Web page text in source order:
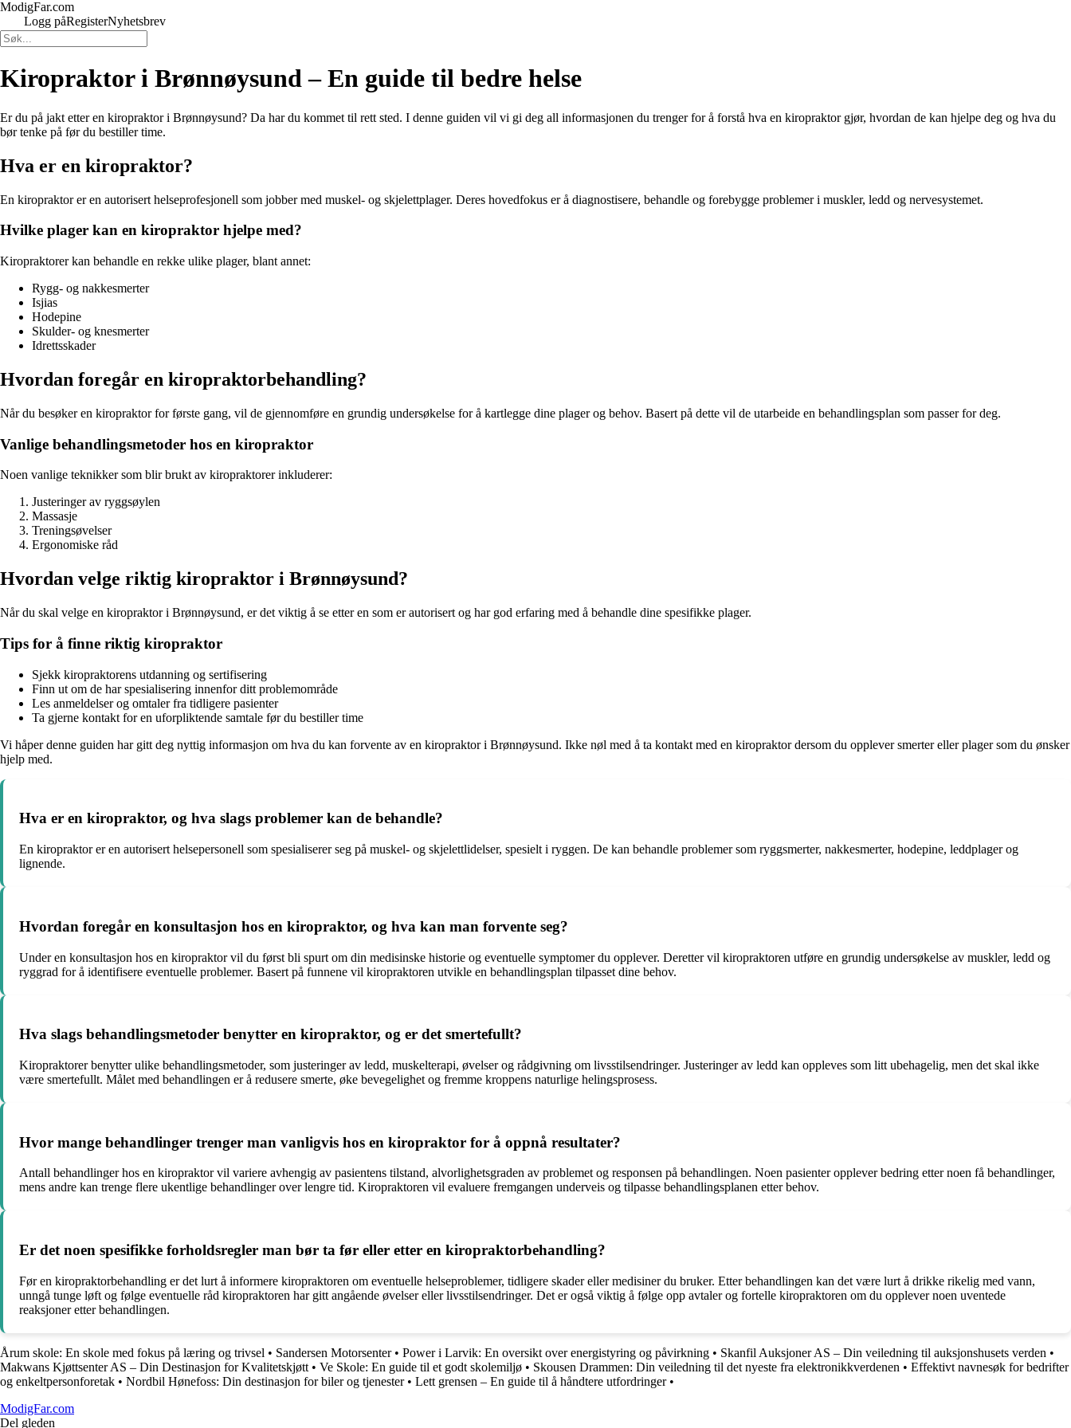
ModigFar.com
Logg påRegisterNyhetsbrev
Kiropraktor i Brønnøysund – En guide til bedre helse
Er du på jakt etter en kiropraktor i Brønnøysund? Da har du kommet til rett sted. I denne guiden vil vi gi deg all informasjonen du trenger for å forstå hva en kiropraktor gjør, hvordan de kan hjelpe deg og hva du
bør tenke på før du bestiller time.
Hva er en kiropraktor?
En kiropraktor er en autorisert helseprofesjonell som jobber med muskel- og skjelettplager. Deres hovedfokus er å diagnostisere, behandle og forebygge problemer i muskler, ledd og nervesystemet.
Hvilke plager kan en kiropraktor hjelpe med?
Kiropraktorer kan behandle en rekke ulike plager, blant annet:
Rygg- og nakkesmerter
Isjias
Hodepine
Skulder- og knesmerter
Idrettsskader
Hvordan foregår en kiropraktorbehandling?
Når du besøker en kiropraktor for første gang, vil de gjennomføre en grundig undersøkelse for å kartlegge dine plager og behov. Basert på dette vil de utarbeide en behandlingsplan som passer for deg.
Vanlige behandlingsmetoder hos en kiropraktor
Noen vanlige teknikker som blir brukt av kiropraktorer inkluderer:
Justeringer av ryggsøylen
Massasje
Treningsøvelser
Ergonomiske råd
Hvordan velge riktig kiropraktor i Brønnøysund?
Når du skal velge en kiropraktor i Brønnøysund, er det viktig å se etter en som er autorisert og har god erfaring med å behandle dine spesifikke plager.
Tips for å finne riktig kiropraktor
Sjekk kiropraktorens utdanning og sertifisering
Finn ut om de har spesialisering innenfor ditt problemområde
Les anmeldelser og omtaler fra tidligere pasienter
Ta gjerne kontakt for en uforpliktende samtale før du bestiller time
Vi håper denne guiden har gitt deg nyttig informasjon om hva du kan forvente av en kiropraktor i Brønnøysund. Ikke nøl med å ta kontakt med en kiropraktor dersom du opplever smerter eller plager som du ønsker
hjelp med.
Hva er en kiropraktor, og hva slags problemer kan de behandle?
En kiropraktor er en autorisert helsepersonell som spesialiserer seg på muskel- og skjelettlidelser, spesielt i ryggen. De kan behandle problemer som ryggsmerter, nakkesmerter, hodepine, leddplager og
lignende.
Hvordan foregår en konsultasjon hos en kiropraktor, og hva kan man forvente seg?
Under en konsultasjon hos en kiropraktor vil du først bli spurt om din medisinske historie og eventuelle symptomer du opplever. Deretter vil kiropraktoren utføre en grundig undersøkelse av muskler, ledd og
ryggrad for å identifisere eventuelle problemer. Basert på funnene vil kiropraktoren utvikle en behandlingsplan tilpasset dine behov.
Hva slags behandlingsmetoder benytter en kiropraktor, og er det smertefullt?
Kiropraktorer benytter ulike behandlingsmetoder, som justeringer av ledd, muskelterapi, øvelser og rådgivning om livsstilsendringer. Justeringer av ledd kan oppleves som litt ubehagelig, men det skal ikke
være smertefullt. Målet med behandlingen er å redusere smerte, øke bevegelighet og fremme kroppens naturlige helingsprosess.
Hvor mange behandlinger trenger man vanligvis hos en kiropraktor for å oppnå resultater?
Antall behandlinger hos en kiropraktor vil variere avhengig av pasientens tilstand, alvorlighetsgraden av problemet og responsen på behandlingen. Noen pasienter opplever bedring etter noen få behandlinger,
mens andre kan trenge flere ukentlige behandlinger over lengre tid. Kiropraktoren vil evaluere fremgangen underveis og tilpasse behandlingsplanen etter behov.
Er det noen spesifikke forholdsregler man bør ta før eller etter en kiropraktorbehandling?
Før en kiropraktorbehandling er det lurt å informere kiropraktoren om eventuelle helseproblemer, tidligere skader eller medisiner du bruker. Etter behandlingen kan det være lurt å drikke rikelig med vann,
unngå tunge løft og følge eventuelle råd kiropraktoren har gitt angående øvelser eller livsstilsendringer. Det er også viktig å følge opp avtaler og fortelle kiropraktoren om du opplever noen uventede
reaksjoner etter behandlingen.
Årum skole: En skole med fokus på læring og trivsel • Sandersen Motorsenter• Power i Larvik: En oversikt over energistyring og påvirkning • Skanfil Auksjoner AS – Din veiledning til auksjonshusets verden •
Makwans Kjøttsenter AS – Din Destinasjon for Kvalitetskjøtt • Ve Skole: En guide til et godt skolemiljø • Skousen Drammen: Din veiledning til det nyeste fra elektronikkverdenen • Effektivt navnesøk for bedrifter
og enkeltpersonforetak • Nordbil Hønefoss: Din destinasjon for biler og tjenester• Lett grensen – En guide til å håndtere utfordringer•
ModigFar.com
Del gleden